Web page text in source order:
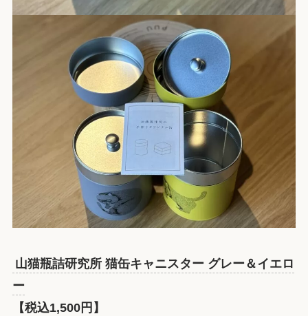
山猫瓶詰研究所 猫缶キャニスター グレー＆イエロ
ー
【税込1,500円】